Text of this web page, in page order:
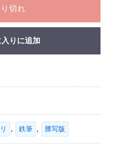
切れ
りに追加
, 鉄筆 , 謄写版